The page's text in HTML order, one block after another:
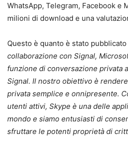
WhatsApp, Telegram, Facebook e
milioni di download e una
Questo è quanto è stato
collaborazione con Signal,
funzione di conversazione privata
Signal. Il nostro obiettivo è
privata semplice e onnipresente.
utenti attivi, Skype è una delle
mondo e siamo entusiasti di
sfruttare le potenti proprietà di